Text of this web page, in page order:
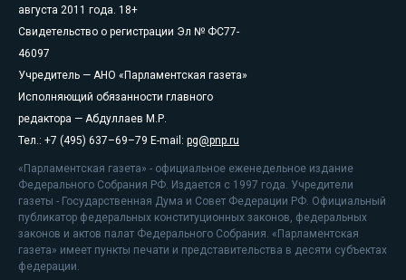
августа 2011 года. 18+
Свидетельство о регистрации Эл № ФС77-
46097
Учредитель — АНО «Парламентская газета»
Исполняющий обязанности главного
редактора — Абдуллаев М.Р.
Тел.: +7 (495) 637–69–79 E-mail: pg@pnp.ru
«Парламентская газета» - официальное еженедельное издание
Федерального Собрания РФ. Издается с 1997 года. Учредители
газеты - Государственная Дума и Совет Федерации РФ. Официальный
публикатор федеральных конституционных законов, федеральных
законов и актов палат Федерального Собрания. «Парламентская
газета» имеет пункты печати и представительства в десяти субъектах
федерации.